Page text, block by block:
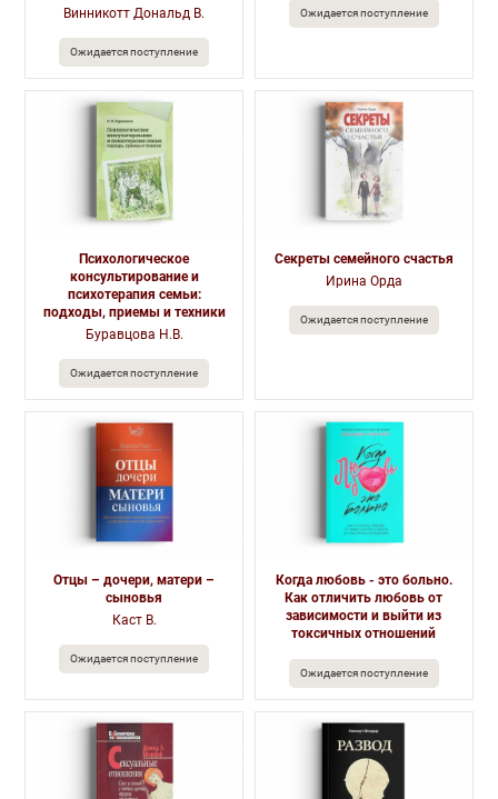
Винникотт Дональд В.
Ожидается поступление
Ожидается поступление
Психологическое
консультирование и
психотерапия семьи:
подходы, приемы и техники
Буравцова Н.В.
Ожидается поступление
Секреты семейного счастья
Ирина Орда
Ожидается поступление
Отцы – дочери, матери –
сыновья
Каст В.
Ожидается поступление
Когда любовь - это больно.
Как отличить любовь от
зависимости и выйти из
токсичных отношений
Ожидается поступление